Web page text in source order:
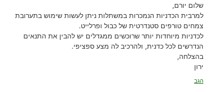
שלום יורם,
למרבית הכדניות הנמכרות במשתלות ניתן לעשות שימוש בתערובת
צמחים טורפים סטנדרטית של כבול ופרלייט.
לכדניות מיוחדות יותר שרוכשים ממגדלים יש להבין את התנאים
הנדרשים לכל כדנית, ולהרכיב לה מצע ספציפי.
בהצלחה,
ירון
הגב